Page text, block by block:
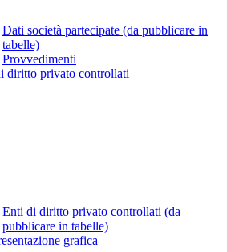
Dati società partecipate (da pubblicare in
tabelle)
Provvedimenti
diritto privato controllati
Enti di diritto privato controllati (da
pubblicare in tabelle)
grafica